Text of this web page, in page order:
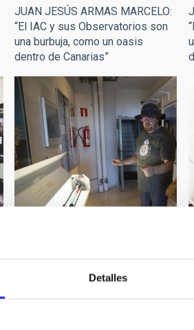
Detalles
JUAN JESÚS ARMAS MARCELO:
“El IAC y sus Observatorios son
una burbuja, como un oasis
dentro de Canarias”
JUAN JESÚS ARMAS MARCELO:
“El IAC y sus Observatorios son
una burbuja, como un oasis